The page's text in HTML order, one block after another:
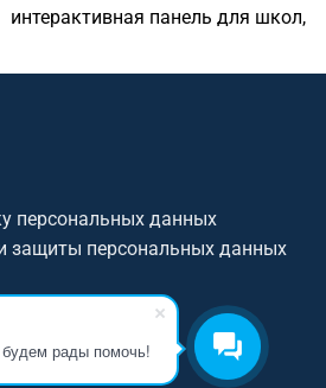
рады помочь!
интерактивная панель для школ,
переговорных комнат и учебных
ос / совместимость: Android.
персональных данных
защиты персональных данных